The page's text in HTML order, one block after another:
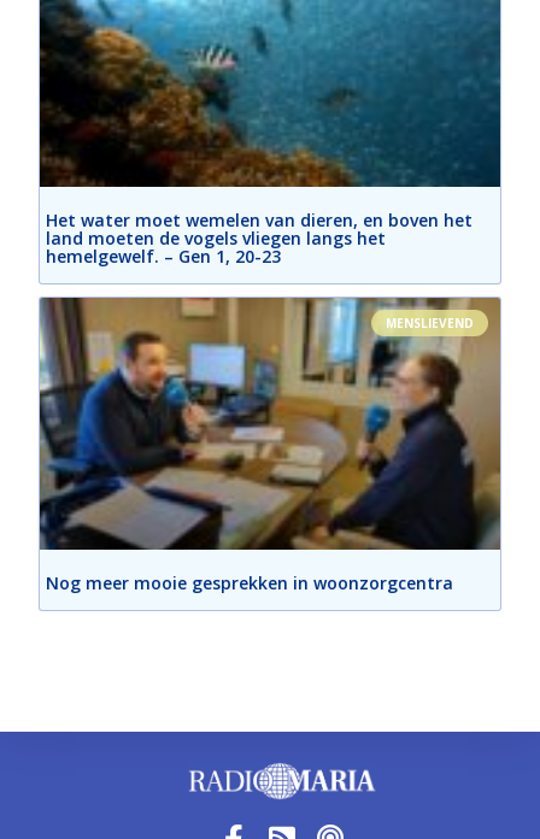
Het water moet wemelen van dieren, en boven het
land moeten de vogels vliegen langs het
hemelgewelf. – Gen 1, 20-23
MENSLIEVEND
Nog meer mooie gesprekken in woonzorgcentra